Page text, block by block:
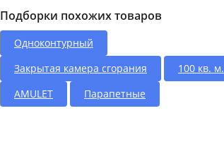
Подборки похожих товаров
Одноконтурный
Закрытая камера сгорания
100 кв. м.
AMULET
Парапетные